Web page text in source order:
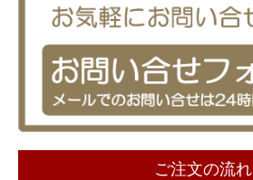
ご注文の流れ